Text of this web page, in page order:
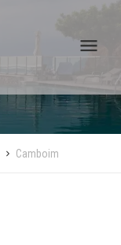
Camboim